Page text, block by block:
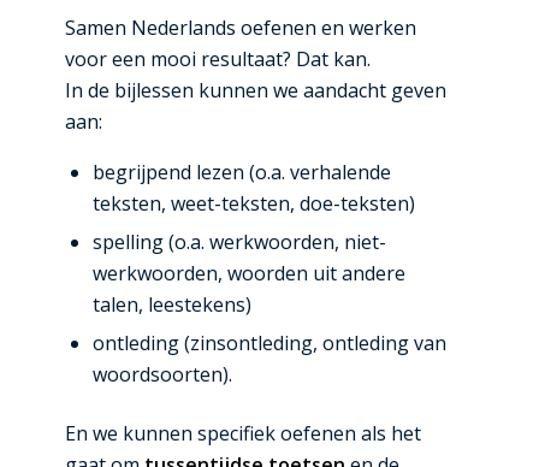
Samen Nederlands oefenen en werken
voor een mooi resultaat? Dat kan.
In de bijlessen kunnen we aandacht geven
aan:
begrijpend lezen (o.a. verhalende
teksten, weet-teksten, doe-teksten)
spelling (o.a. werkwoorden, niet-
werkwoorden, woorden uit andere
talen, leestekens)
ontleding (zinsontleding, ontleding van
woordsoorten).
En we kunnen specifiek oefenen als het